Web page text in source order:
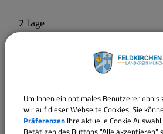
2 Tage
90,00 €
4 Tage
Um Ihnen ein optimales
wir auf dieser Webseite Cookies. Sie
Präferenzen Ihre aktuelle Cookie
Betätigen des Buttons "Alle akzeptieren"